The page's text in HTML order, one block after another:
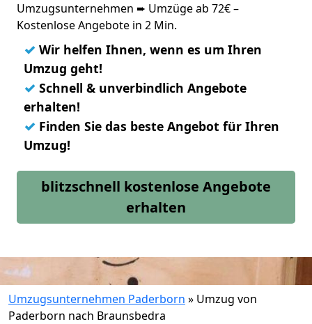
Umzugsunternehmen ➨ Umzüge ab 72€ –
Kostenlose Angebote in 2 Min.
✓ Wir helfen Ihnen, wenn es um Ihren
Umzug geht!
✓ Schnell & unverbindlich Angebote
erhalten!
✓ Finden Sie das beste Angebot für Ihren
Umzug!
blitzschnell kostenlose Angebote
erhalten
Umzugsunternehmen Paderborn » Umzug von
Paderborn nach Braunsbedra